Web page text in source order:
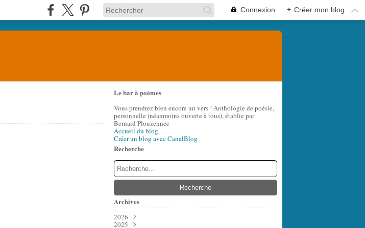
Connexion + Créer mon blog
Le bar à poèmes
Vous prendrez bien encore un vers ! Anthologie de poésie,
personnelle (néanmoins ouverte à tous), établie par
Bernard Plouzennec
Accueil du blog
Créer un blog avec CanalBlog
Recherche
Archives
2026
Août
2025